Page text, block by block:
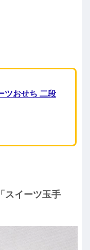
ツおせち 二段
スイーツ玉手